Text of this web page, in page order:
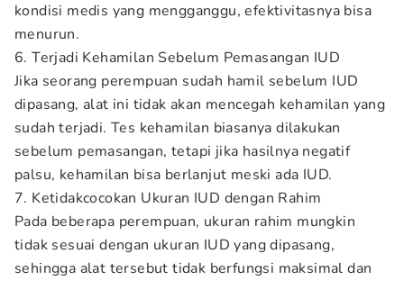
kondisi medis yang mengganggu, efektivitasnya bisa
menurun.
6. Terjadi Kehamilan Sebelum Pemasangan IUD
Jika seorang perempuan sudah hamil sebelum IUD
dipasang, alat ini tidak akan mencegah kehamilan yang
sudah terjadi. Tes kehamilan biasanya dilakukan
sebelum pemasangan, tetapi jika hasilnya negatif
palsu, kehamilan bisa berlanjut meski ada IUD.
7. Ketidakcocokan Ukuran IUD dengan Rahim
Pada beberapa perempuan, ukuran rahim mungkin
tidak sesuai dengan ukuran IUD yang dipasang,
sehingga alat tersebut tidak berfungsi maksimal dan